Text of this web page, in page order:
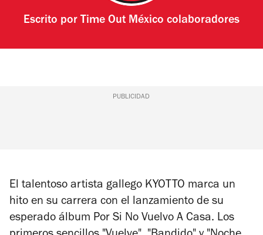
Escrito por Time Out México colaboradores
PUBLICIDAD
El talentoso artista gallego KYOTTO marca un
hito en su carrera con el lanzamiento de su
esperado álbum Por Si No Vuelvo A Casa. Los